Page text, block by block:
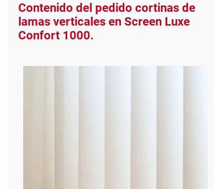
Contenido del pedido cortinas de
lamas verticales en Screen Luxe
Confort 1000.